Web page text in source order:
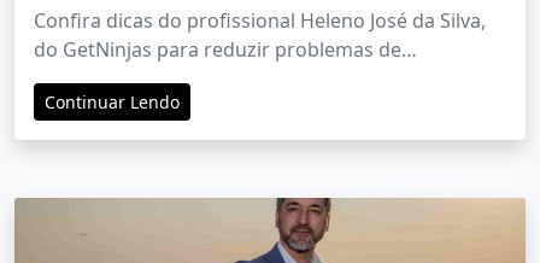
Confira dicas do profissional Heleno José da Silva,
do GetNinjas para reduzir problemas de
superaquecimento em notebooks
Continuar Lendo